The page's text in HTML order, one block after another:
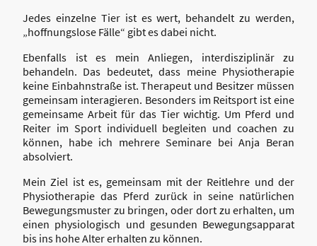
Jedes einzelne Tier ist es wert, behandelt zu werden,
„hoffnungslose Fälle“ gibt es dabei nicht.
Ebenfalls ist es mein Anliegen, interdisziplinär zu
behandeln. Das bedeutet, dass meine Physiotherapie
keine Einbahnstraße ist. Therapeut und Besitzer müssen
gemeinsam interagieren. Besonders im Reitsport ist eine
gemeinsame Arbeit für das Tier wichtig. Um Pferd und
Reiter im Sport individuell begleiten und coachen zu
können, habe ich mehrere Seminare bei Anja Beran
absolviert.
Mein Ziel ist es, gemeinsam mit der Reitlehre und der
Physiotherapie das Pferd zurück in seine natürlichen
Bewegungsmuster zu bringen, oder dort zu erhalten, um
einen physiologisch und gesunden Bewegungsapparat
bis ins hohe Alter erhalten zu können.